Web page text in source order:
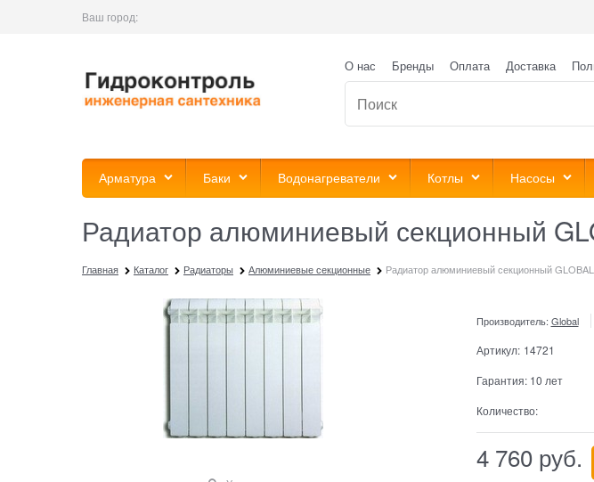
Ваш город:
О нас Бренды Оплата Доставка
Арматура Баки Водонагреватели Котлы Насосы
Радиатор алюминиевый секционный
Главная Каталог Радиаторы Алюминиевые секционные Радиатор алюминиевый секционный
Производитель: Global
Артикул: 14721
Гарантия: 10 лет
Количество:
4 760 руб.